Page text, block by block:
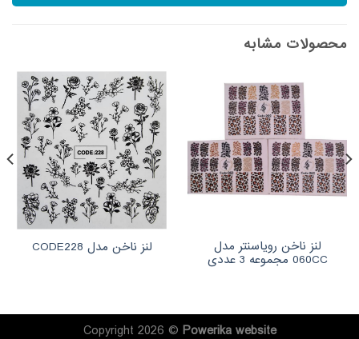
محصولات مشابه
لنز ناخن رویاسنتر مدل
060CC مجموعه 3 عددی
لنز ناخن مدل CODE228
Copyright 2026 © Powerikawebsite